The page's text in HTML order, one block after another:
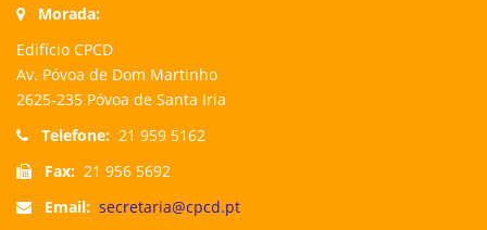
Morada:
Edifício CPCD
Av. Póvoa de Dom Martinho
2625-235 Póvoa de Santa Iria
Telefone: 21 959 5162
Fax: 21 956 5692
Email: secretaria@cpcd.pt